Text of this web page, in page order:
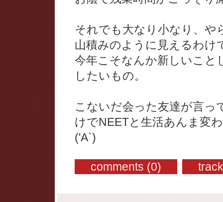
それでも大なり小なり、
山積みのように見えるわけ
今年こそなんか新しいこと
したいもの。
こないだ会った友達が言っ
けでNEETと生活あんま変
('A`)
comments (0)